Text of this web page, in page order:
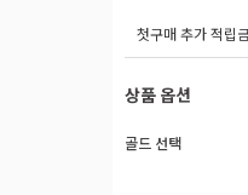
첫구매 추가 적립
상품 옵션
골드 선택